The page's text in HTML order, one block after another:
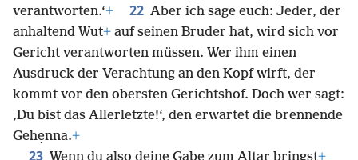
verantworten.‘+ 22 Aber ich sage euch: Jeder, der
anhaltend Wut+ auf seinen Bruder hat, wird sich vor
Gericht verantworten müssen. Wer ihm einen
Ausdruck der Verachtung an den Kopf wirft, der
kommt vor den obersten Gerichtshof. Doch wer sagt:
‚Du bist das Allerletzte!‘, den erwartet die brennende
Gehẹnna.+
23